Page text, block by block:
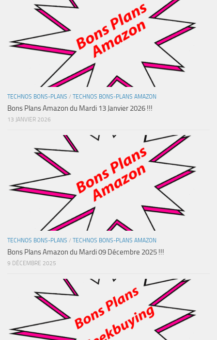
TECHNOS BONS-PLANS / TECHNOS BONS-PLANS AMAZON
Bons Plans Amazon du Mardi 13 Janvier 2026 !!!
13 JANVIER 2026
TECHNOS BONS-PLANS / TECHNOS BONS-PLANS AMAZON
Bons Plans Amazon du Mardi 09 Décembre 2025 !!!
9 DÉCEMBRE 2025